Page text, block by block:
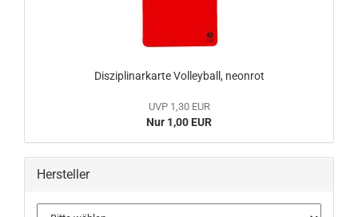
Disziplinarkarte Volleyball, neonrot
UVP 1,30 EUR
Nur 1,00 EUR
Hersteller